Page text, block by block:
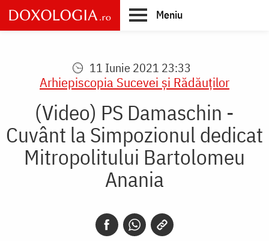
Skip
to
main
Meniu
11 Iunie 2021 23:33
Arhiepiscopia Sucevei şi Rădăuţilor
(Video) PS Damaschin -
Cuvânt la Simpozionul dedicat
Mitropolitului Bartolomeu
Anania